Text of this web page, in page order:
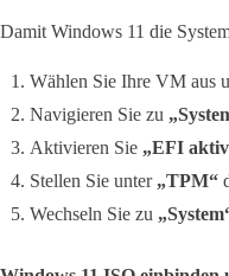
Damit Windows 11 die
Wählen Sie Ihre VM aus
Navigieren Sie zu
Aktivieren Sie „EFI
Stellen Sie unter „TPM“
Wechseln Sie zu